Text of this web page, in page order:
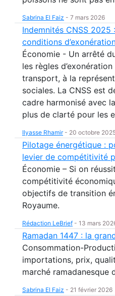
Sabrina El Faiz - 7 mars 2026
Indemnités CNSS
conditions
Économie - Un arrêté
les règles
transport, à la
sociales. La CNSS est
cadre harmonisé avec
plus de clarté pour les
Ilyasse Rhamir- 20 octobre
Pilotage énergétique :
levier de compétitivité
Économie – Si on
compétitivité
objectifs de transition
Royaume.
Rédaction LeBrief - 13 mars
Ramadan 1447 : la
Consommation-
importations, prix,
marché ramadanesque
Sabrina El Faiz - 21 février 2026